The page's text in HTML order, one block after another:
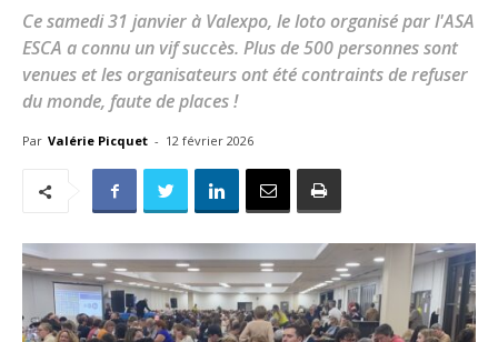
Ce samedi 31 janvier à Valexpo, le loto organisé par l'ASA
ESCA a connu un vif succès. Plus de 500 personnes sont
venues et les organisateurs ont été contraints de refuser
du monde, faute de places !
Par Valérie Picquet - 12 février 2026